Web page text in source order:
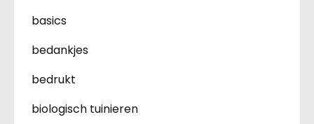
basics
bedankjes
bedrukt
biologisch tuinieren